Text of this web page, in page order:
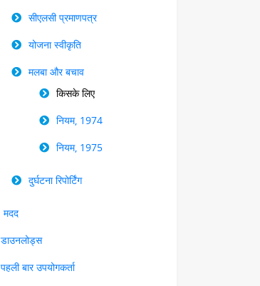
सीएलसी प्रमाणपत्र
योजना स्वीकृति
मलबा और बचाव
किसके लिए
नियम, 1974
नियम, 1975
दुर्घटना रिपोर्टिंग
मदद
डाउनलोड्स
पहली बार उपयोगकर्ता